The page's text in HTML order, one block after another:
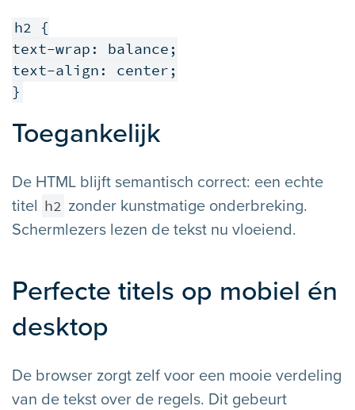
h2 {
text-wrap: balance;
text-align: center;
}
Toegankelijk
De HTML blijft semantisch correct: een echte
titel h2 zonder kunstmatige onderbreking.
Schermlezers lezen de tekst nu vloeiend.
Perfecte titels op mobiel én
desktop
De browser zorgt zelf voor een mooie verdeling
van de tekst over de regels. Dit gebeurt